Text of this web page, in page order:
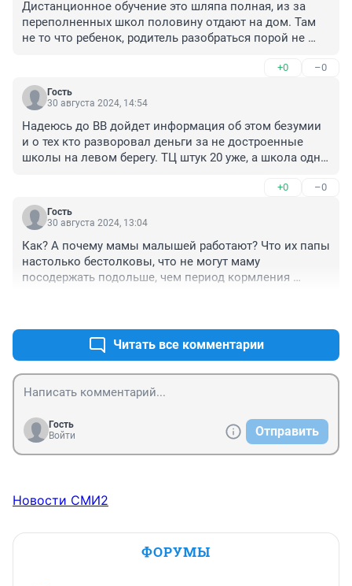
Дистанционное обучение это шляпа полная, из за
переполненных школ половину отдают на дом. Там
не то что ребенок, родитель разобраться порой не
+0 –0
Гость
30 августа 2024, 14:54
Надеюсь до ВВ дойдет информация об этом безумии
и о тех кто разворовал деньги за не достроенные
школы на левом берегу. ТЦ штук 20 уже, а школа одна.
+0 –0
Гость
30 августа 2024, 13:04
Как? А почему мамы малышей работают? Что их папы
настолько бестолковы, что не могут маму
посодержать подольше, чем период кормления
Читать все комментарии
Гость
Войти
Отправить
Новости СМИ2
ФОРУМЫ